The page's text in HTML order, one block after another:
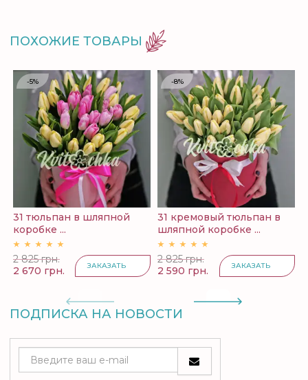
ПОХОЖИЕ ТОВАРЫ
-5%
31 тюльпан в шляпной
коробке ...
2 825 грн.
2 670 грн.
ЗАКАЗАТЬ
-8%
31 кремовый тюльпан в
шляпной коробке ...
2 825 грн.
2 590 грн.
ЗАКАЗАТЬ
ПОДПИСКА НА НОВОСТИ